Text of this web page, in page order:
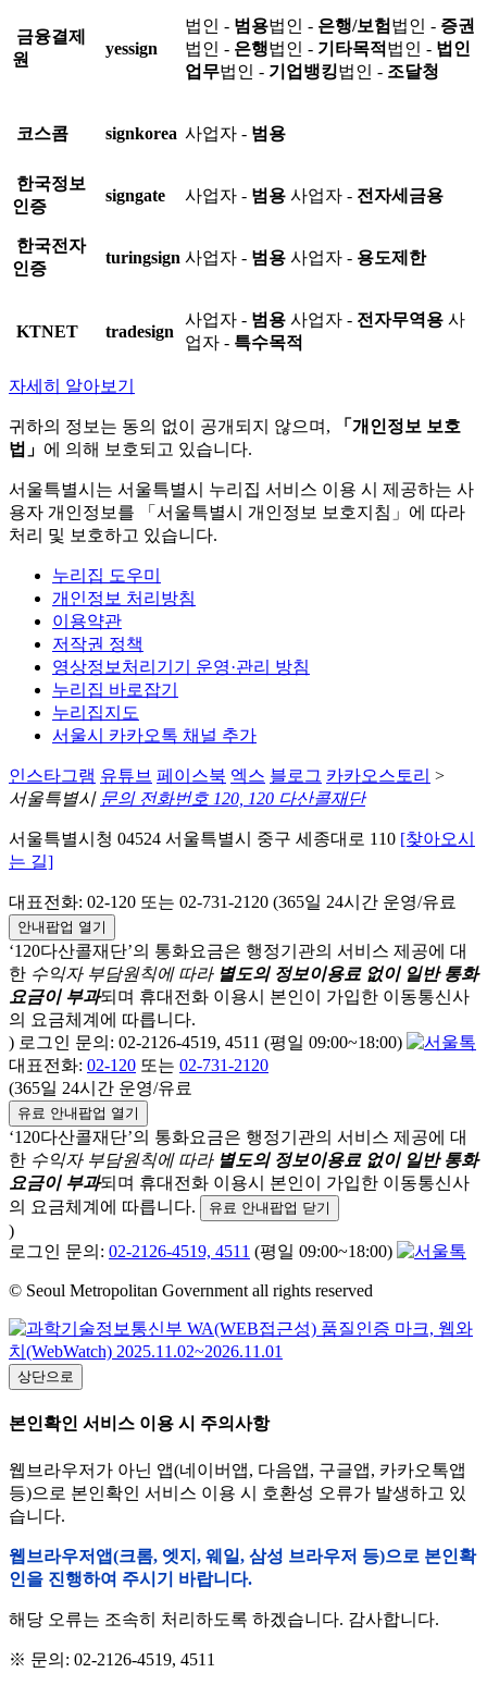
금융결제
원
yessign
법인 - 범용법인 - 은행/보험 법인 - 증권
법인 - 은행법인 - 기타목적 법인 - 법인
업무법인 - 기업뱅킹법인 - 조달청
코스콤 signkorea 사업자 - 범용
한국정보
인증
signgate 사업자 - 범용 사업자 - 전자세금용
한국전자
인증
turingsign 사업자 - 범용 사업자 - 용도제한
KTNET tradesign
사업자 - 범용 사업자 - 전자무역용 사
업자 - 특수목적
자세히 알아보기
귀하의 정보는 동의 없이 공개되지 않으며,
「개인정보 보호
법」 에 의해 보호되고 있습니다.
서울특별시는 서울특별시 누리집 서비스 이용 시 제공하는 사
용자 개인정보를 「서울특별시 개인정보 보호지침」에 따라
처리 및 보호하고 있습니다.
누리집 도우미
개인정보 처리방침
이용약관
저작권 정책
영상정보처리기기 운영·관리 방침
누리집 바로잡기
누리집지도
서울시 카카오톡 채널 추가
인스타그램 유튜브 페이스북 엑스 블로그 카카오스토리 >
서울특별시 문의 전화번호 120, 120 다산콜재단
서울특별시청 04524 서울특별시 중구 세종대로 110 [찾아오시
는 길]
대표전화: 02-120 또는 02-731-2120 (365일 24시간 운영/유료
안내팝업 열기
‘120다산콜재단’의 통화요금은 행정기관의 서비스 제공에 대
한 수익자 부담원칙에 따라 별도의 정보이용료 없이 일반 통화
요금이 부과되며 휴대전화 이용시 본인이 가입한 이동통신사
의 요금체계에 따릅니다.
) 로그인 문의: 02-2126-4519, 4511 (평일 09:00~18:00)
대표전화: 02-120 또는 02-731-2120
(365일 24시간 운영/유료
유료 안내팝업 열기
‘120다산콜재단’의 통화요금은 행정기관의 서비스 제공에 대
한 수익자 부담원칙에 따라 별도의 정보이용료 없이 일반 통화
요금이 부과되며 휴대전화 이용시 본인이 가입한 이동통신사
의 요금체계에 따릅니다.
유료 안내팝업 닫기
)
로그인 문의: 02-2126-4519, 4511 (평일 09:00~18:00)
© Seoul Metropolitan Government all rights reserved
상단으로
본인확인 서비스 이용 시 주의사항
웹브라우저가 아닌 앱(네이버앱, 다음앱, 구글앱, 카카오톡앱
등)으로 본인확인 서비스 이용 시 호환성 오류가 발생하고 있
습니다.
웹브라우저앱(크롬, 엣지, 웨일, 삼성 브라우저 등)으로 본인확
인을 진행하여 주시기 바랍니다.
해당 오류는 조속히 처리하도록 하겠습니다. 감사합니다.
※ 문의: 02-2126-4519, 4511